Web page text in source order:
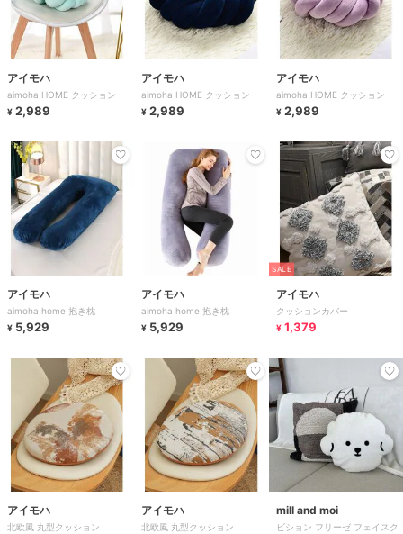
アイモハ
aimoha HOME クッション
¥ 2,989
アイモハ
aimoha HOME クッション
¥ 2,989
アイモハ
aimoha HOME クッション
¥ 2,989
アイモハ
aimoha home 抱き枕
¥ 5,929
アイモハ
aimoha home 抱き枕
¥ 5,929
SALE
アイモハ
クッションカバー
¥ 1,379
アイモハ
北欧風 丸型クッション
アイモハ
北欧風 丸型クッション
mill and moi
ビション フリーゼ フェイスク